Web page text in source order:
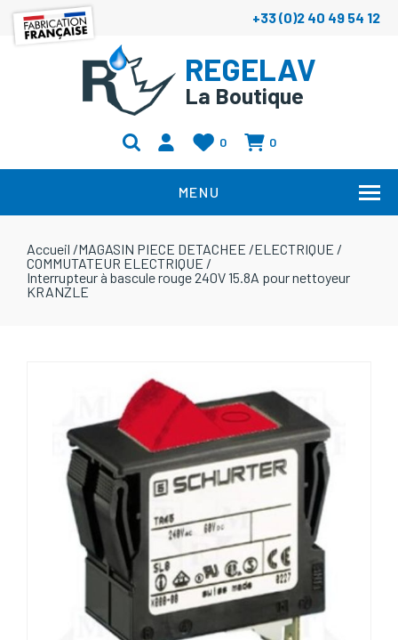
+33 (0)2 40 49 54 12
REGELAV
La Boutique
0 0
MENU
Accueil /MAGASIN PIECE DETACHEE /ELECTRIQUE /
COMMUTATEUR ELECTRIQUE /
Interrupteur à bascule rouge 240V 15.8A pour nettoyeur
KRANZLE